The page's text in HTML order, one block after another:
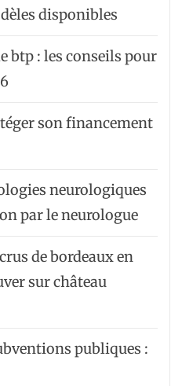
disponibles
btp : les conseils pour
son financement
neurologiques
par le neurologue
de bordeaux en
sur château
publiques :